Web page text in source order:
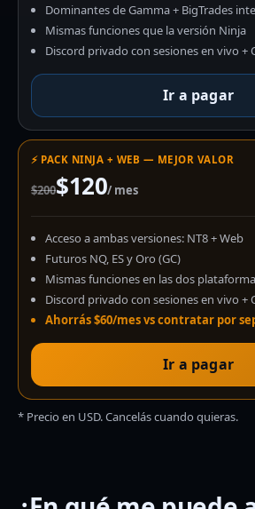
Dominantes de Gamma + BigTrades
Mismas funciones que la versión Ninja
Discord privado con sesiones en vivo +
Ir a pagar
⚡ PACK NINJA + WEB — MEJOR VALOR
$200$120/ mes
Acceso a ambas versiones: NT8 + Web
Futuros NQ, ES y Oro (GC)
Mismas funciones en las dos
Discord privado con sesiones en vivo +
Ahorrás $60/mes vs contratar por
Ir a pagar
* Precio en USD. Cancelás cuando quieras.